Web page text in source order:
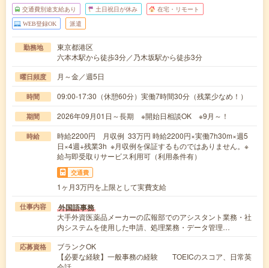
交通費別途支給あり 土日祝日が休み 在宅・リモート
WEB登録OK 派遣
勤務地
東京都港区
六本木駅から徒歩3分／乃木坂駅から徒歩3分
曜日頻度 月～金／週5日
時間 09:00-17:30（休憩60分）実働7時間30分（残業少なめ！）
期間 2026年09月01日～長期 ※開始日相談OK ※9月～！
時給
時給2200円 月収例 33万円 時給2200円×実働7h30m×週5
日×4週+残業3h ※月収例を保証するものではありません。※
給与即受取りサービス利用可（利用条件有）
交通費
1ヶ月3万円を上限として実費支給
仕事内容 外国語事務
大手外資医薬品メーカーの広報部でのアシスタント業務・社
内システムを使用した申請、処理業務・データ管理…
応募資格
ブランクOK
【必要な経験】一般事務の経験 TOEICのスコア、日常英